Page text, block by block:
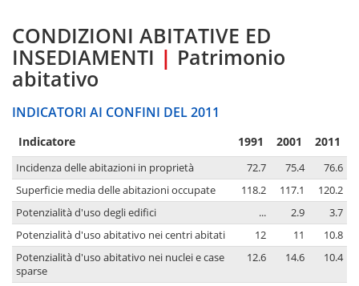
CONDIZIONI ABITATIVE ED
INSEDIAMENTI | Patrimonio
abitativo
INDICATORI AI CONFINI DEL 2011
Indicatore 1991 2001 2011
Incidenza delle abitazioni in proprietà 72.7 75.4
76.6
Superficie media delle abitazioni occupate
118.2 117.1
120.2
Potenzialità d'uso degli edifici
... 2.9
3.7
Potenzialità d'uso abitativo nei centri abitati
12 11
10.8
Potenzialità d'uso abitativo nei nuclei e case
sparse
12.6 14.6 10.4